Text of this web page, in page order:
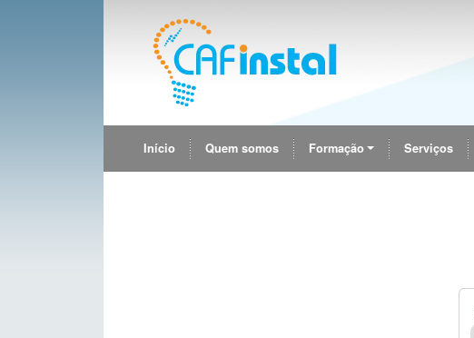
Início Quem somos Formação Serviços